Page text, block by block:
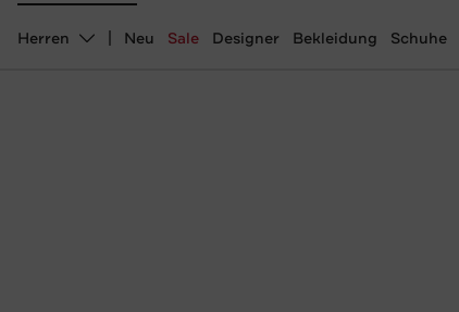
Abteilung ändern, ausgewählt:
Herren Neu Sale Designer Bekleidung Schuhe